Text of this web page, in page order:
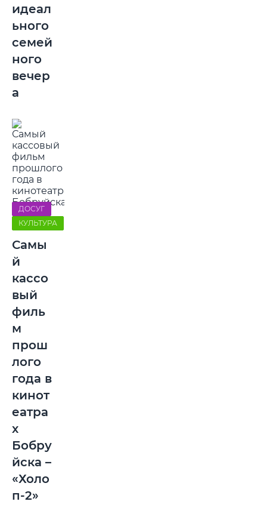
идеал
ьного
семей
ного
вечер
а
ДОСУГ
КУЛЬТУРА
Самы
й
кассо
вый
филь
м
прош
лого
года в
кинот
еатра
х
Бобру
йска –
«Холо
п-2»